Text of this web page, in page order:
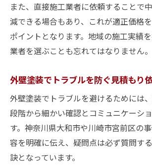
また、直接施工業者に依頼することで
減できる場合もあり、これが適正価格
ポイントとなります。地域の施工実績
業者を選ぶことも忘れてはなりません。
外壁塗装でトラブルを防ぐ見積もり
外壁塗装でトラブルを避けるためには
段階から細かい確認とコミュニケーシ
す。神奈川県大和市や川崎市宮前区の
容を明確に伝え、疑問点は必ず質問す
訣となっています。